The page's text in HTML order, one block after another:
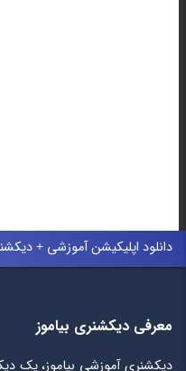
دانلود اپلیکیشن آموزشی +
معرفی دیکشنری بیاموز
دیکشنری آموزشی بیاموز، یک